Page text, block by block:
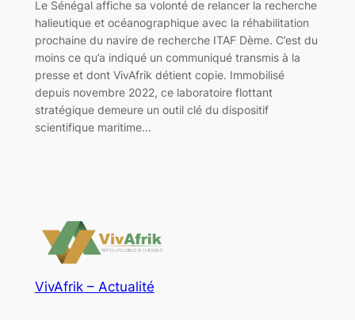
Le Sénégal affiche sa volonté de relancer la recherche
halieutique et océanographique avec la réhabilitation
prochaine du navire de recherche ITAF Dème. C’est du
moins ce qu’a indiqué un communiqué transmis à la
presse et dont VivAfrik détient copie. Immobilisé
depuis novembre 2022, ce laboratoire flottant
stratégique demeure un outil clé du dispositif
scientifique maritime…
VivAfrik – Actualité